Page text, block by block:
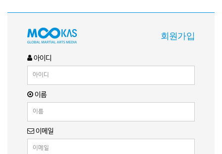
회원가입
아이디
이름
이메일